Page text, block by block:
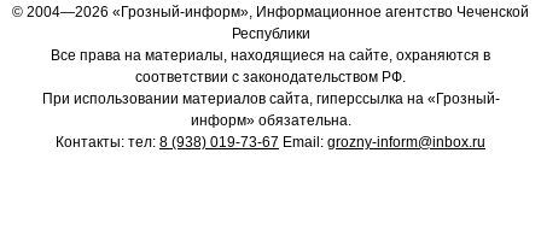
© 2004—2026 «Грозный-информ», Информационное агентство Чеченской
Республики
Все права на материалы, находящиеся на сайте, охраняются в
соответствии с законодательством РФ.
При использовании материалов сайта, гиперссылка на «Грозный-
информ» обязательна.
Контакты: тел: 8 (938) 019-73-67 Email: grozny-inform@inbox.ru